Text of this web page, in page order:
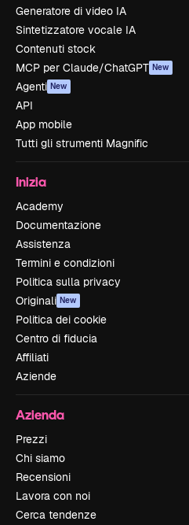
Generatore di video IA
Sintetizzatore vocale IA
Contenuti stock
MCP per Claude/ChatGPT New
Agenti New
API
App mobile
Tutti gli strumenti Magnific
Inizia
Academy
Documentazione
Assistenza
Termini e condizioni
Politica sulla privacy
Originali New
Politica dei cookie
Centro di fiducia
Affiliati
Aziende
Azienda
Prezzi
Chi siamo
Recensioni
Lavora con noi
Cerca tendenze